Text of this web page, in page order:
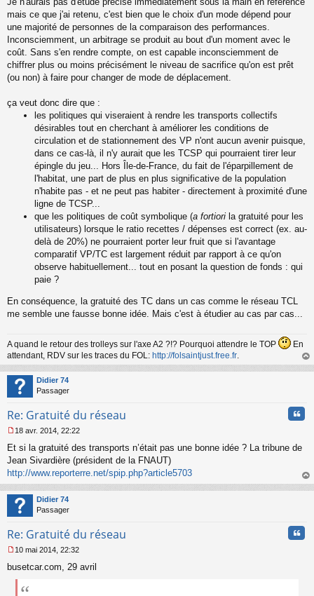
e
s
s
g
e
n
o
u
mais ce que j'ai retenu, c'est bien que le choix d'un mode dépend pour
une majorité de personnes de la comparaison des performances.
Inconsciemment, un arbitrage se produit au bout d'un moment avec le
coût. Sans s'en rendre compte, on est capable inconsciemment de
chiffrer plus ou moins précisément le niveau de sacrifice qu'on est prêt
(ou non) à faire pour changer de mode de déplacement.
ça veut donc dire que :
les politiques qui viseraient à rendre les transports collectifs
désirables tout en cherchant à améliorer les conditions de
circulation et de stationnement des VP n'ont aucun avenir puisque,
dans ce cas-là, il n'y aurait que les TCSP qui pourraient tirer leur
épingle du jeu... Hors Île-de-France, du fait de l'éparpillement de
l'habitat, une part de plus en plus significative de la population
n'habite pas - et ne peut pas habiter - directement à proximité d'une
ligne de TCSP...
que les politiques de coût symbolique (a fortiori la gratuité pour les
utilisateurs) lorsque le ratio recettes / dépenses est correct (ex. au-
delà de 20%) ne pourraient porter leur fruit que si l'avantage
comparatif VP/TC est largement réduit par rapport à ce qu'on
observe habituellement... tout en posant la question de fonds : qui
paie ?
En conséquence, la gratuité des TC dans un cas comme le réseau TCL
me semble une fausse bonne idée. Mais c'est à étudier au cas par cas...
A quand le retour des trolleys sur l'axe A2 ?!? Pourquoi attendre le TOP
En
attendant, RDV sur les traces du FOL: http://folsaintjust.free.fr
au
Didier 74
Passager
Re: Gratuité du réseau
e
s
s
a
g
e
n
n
u
18 avr. 2014, 22:22
Et si la gratuité des transports n’était pas une bonne idée ? La tribune de
Jean Sivardière (président de la FNAUT)
http://www.reporterre.net/spip.php?article5703
au
Didier 74
Passager
Re: Gratuité du réseau
e
s
10 mai 2014, 22:32
busetcar.com, 29 avril